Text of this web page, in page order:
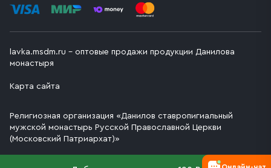
lavka.msdm.ru – оптовые продажи продукции Данилова
монастыря
Карта сайта
Религиозная организация «Данилов ставропигиальный
мужской монастырь Русской Православной Церкви
(Московский Патриархат)»
Онлайн-чат